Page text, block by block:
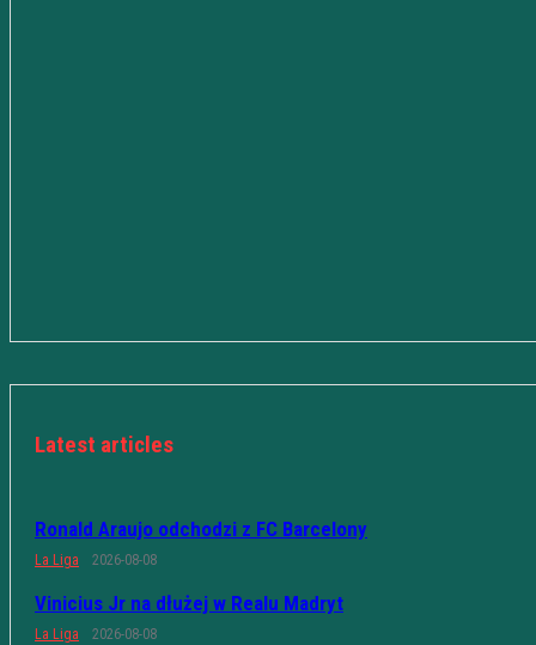
Latest articles
Ronald Araujo odchodzi z FC Barcelony
La Liga 2026-08-08
Vinicius Jr na dłużej w Realu Madryt
La Liga 2026-08-08